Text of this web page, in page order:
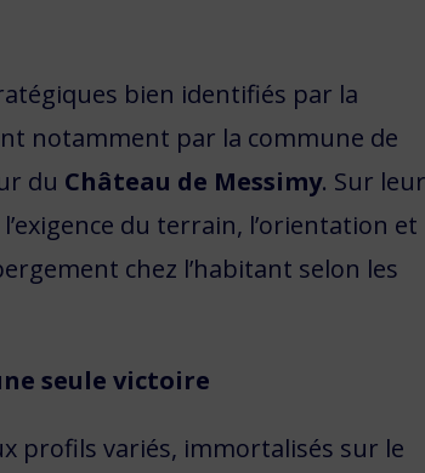
bien identifiés par la
notamment par la commune de
du Château de Messimy. Sur leur
du terrain, l’orientation et
chez l’habitant selon les
seule victoire
profils variés, immortalisés sur le